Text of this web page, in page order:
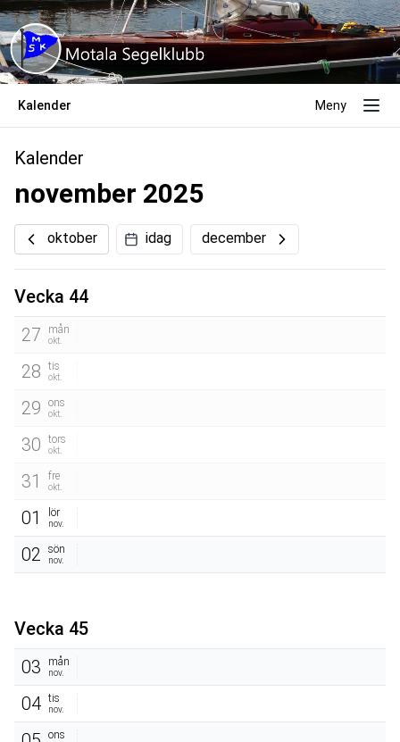
Kalender Meny
Kalender
november 2025
oktober idag december
Vecka 44
27
mån
okt.
28 tis
okt.
29 ons
okt.
30 tors
okt.
31 fre
okt.
01 lör
nov.
02 sön
nov.
Vecka 45
03
mån
nov.
04 tis
nov.
ons